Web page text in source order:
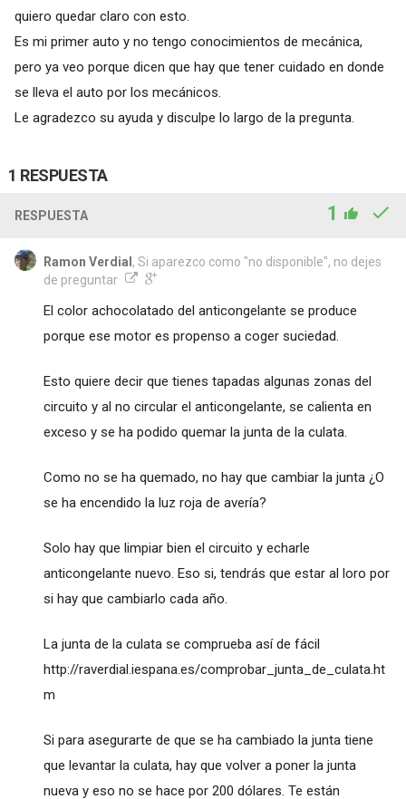
quiero quedar claro con esto.
Es mi primer auto y no tengo conocimientos de mecánica,
pero ya veo porque dicen que hay que tener cuidado en donde
se lleva el auto por los mecánicos.
Le agradezco su ayuda y disculpe lo largo de la pregunta.
1 RESPUESTA
RESPUESTA 1
Ramon Verdial , Si aparezco como "no disponible", no dejes
de preguntar
El color achocolatado del anticongelante se produce
porque ese motor es propenso a coger suciedad.
Esto quiere decir que tienes tapadas algunas zonas del
circuito y al no circular el anticongelante, se calienta en
exceso y se ha podido quemar la junta de la culata.
Como no se ha quemado, no hay que cambiar la junta ¿O
se ha encendido la luz roja de avería?
Solo hay que limpiar bien el circuito y echarle
anticongelante nuevo. Eso si, tendrás que estar al loro por
si hay que cambiarlo cada año.
La junta de la culata se comprueba así de fácil
http://raverdial.iespana.es/comprobar_junta_de_culata.ht
m
Si para asegurarte de que se ha cambiado la junta tiene
que levantar la culata, hay que volver a poner la junta
nueva y eso no se hace por 200 dólares. Te están